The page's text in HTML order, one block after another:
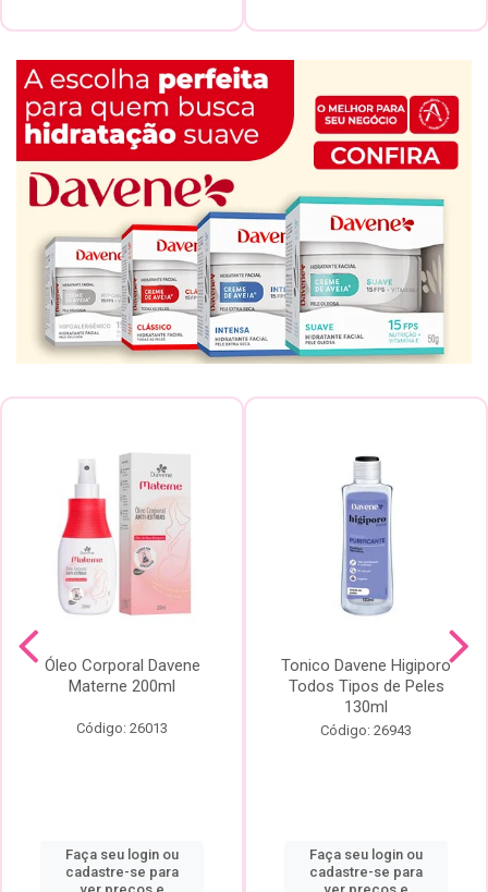
Óleo Corporal Davene
Materne 200ml
Código: 26013
Faça seu login ou
cadastre-se para
Tonico Davene Higiporo
Todos Tipos de Peles
130ml
Código: 26943
Faça seu login ou
cadastre-se para